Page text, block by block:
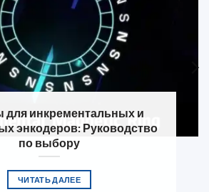
для инкрементальных и
энкодеров: Руководство
по выбору
ЧИТАТЬ ДАЛЕЕ